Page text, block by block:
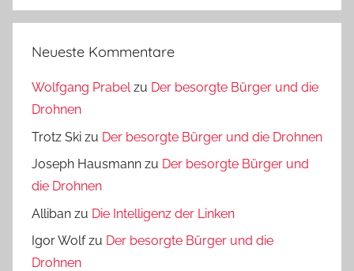
Neueste Kommentare
Wolfgang Prabelzu Der besorgte Bürger und die
Drohnen
Trotz Ski zu Der besorgte Bürger und die Drohnen
Joseph Hausmann zu Der besorgte Bürger und
die Drohnen
Alliban zu Die Intelligenz der Linken
Igor Wolfzu Der besorgte Bürger und die
Drohnen